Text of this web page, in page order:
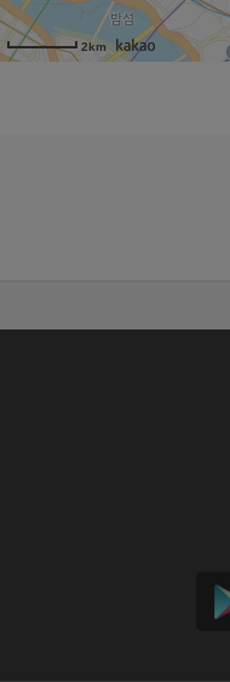
2km